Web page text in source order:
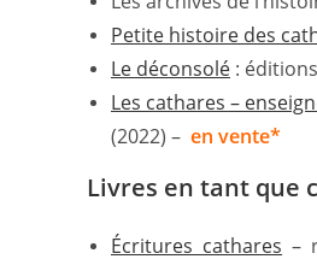
Petite histoire des
Le déconsolé :
Les cathares –
(2022) – en vente*
Livres en tant que
Écritures cathares –